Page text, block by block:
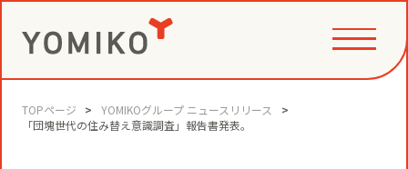
PHILOSOPHY
TOPページ
YOMIKOグループ ニュースリリース
「団塊世代の住み替え意識調査」報告書発表。